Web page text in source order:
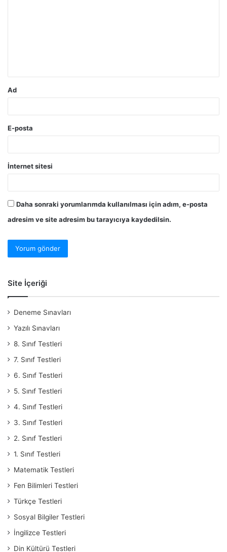
Ad
E-posta
İnternet sitesi
Daha sonraki yorumlarımda kullanılması için adım, e-posta
adresim ve site adresim bu tarayıcıya kaydedilsin.
Site İçeriği
Deneme Sınavları
Yazılı Sınavları
8. Sınıf Testleri
7. Sınıf Testleri
6. Sınıf Testleri
5. Sınıf Testleri
4. Sınıf Testleri
3. Sınıf Testleri
2. Sınıf Testleri
1. Sınıf Testleri
Matematik Testleri
Fen Bilimleri Testleri
Türkçe Testleri
Sosyal Bilgiler Testleri
İngilizce Testleri
Din Kültürü Testleri